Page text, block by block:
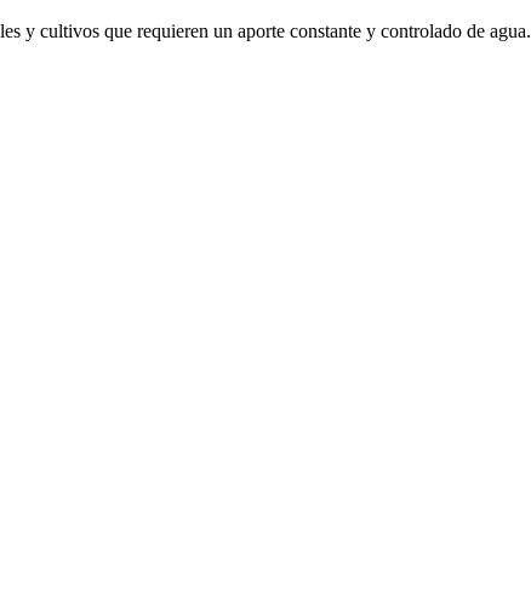
y cultivos que requieren un aporte constante y controlado de agua.